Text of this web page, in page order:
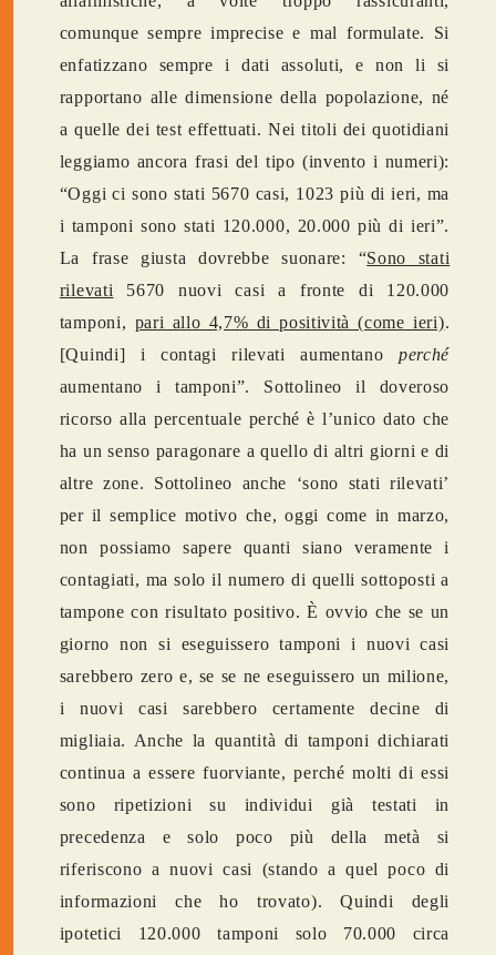
comunque sempre imprecise e mal formulate. Si
enfatizzano sempre i dati assoluti, e non li si
rapportano alle dimensione della popolazione, né
a quelle dei test effettuati. Nei titoli dei quotidiani
leggiamo ancora frasi del tipo (invento i numeri):
“Oggi ci sono stati 5670 casi, 1023 più di ieri, ma
i tamponi sono stati 120.000, 20.000 più di ieri”.
La frase giusta dovrebbe suonare: “Sono stati
rilevati 5670 nuovi casi a fronte di 120.000
tamponi, pari allo 4,7% di positività (come ieri).
[Quindi] i contagi rilevati aumentano perché
aumentano i tamponi”. Sottolineo il doveroso
ricorso alla percentuale perché è l’unico dato che
ha un senso paragonare a quello di altri giorni e di
altre zone. Sottolineo anche ‘sono stati rilevati’
per il semplice motivo che, oggi come in marzo,
non possiamo sapere quanti siano veramente i
contagiati, ma solo il numero di quelli sottoposti a
tampone con risultato positivo. È ovvio che se un
giorno non si eseguissero tamponi i nuovi casi
sarebbero zero e, se se ne eseguissero un milione,
i nuovi casi sarebbero certamente decine di
migliaia. Anche la quantità di tamponi dichiarati
continua a essere fuorviante, perché molti di essi
sono ripetizioni su individui già testati in
precedenza e solo poco più della metà si
riferiscono a nuovi casi (stando a quel poco di
informazioni che ho trovato). Quindi degli
ipotetici 120.000 tamponi solo 70.000 circa